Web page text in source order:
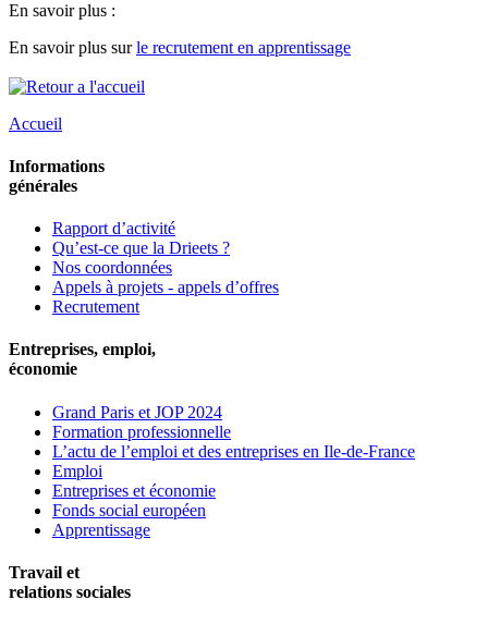
En savoir plus :
En savoir plus surle recrutement en apprentissage
Accueil
Informations
générales
Rapport d’activité
Qu’est-ce que la Drieets ?
Nos coordonnées
Appels à projets - appels d’offres
Recrutement
Entreprises, emploi,
économie
Grand Paris et JOP 2024
Formation professionnelle
L’actu de l’emploi et des entreprises en Ile-de-France
Emploi
Entreprises et économie
Fonds social européen
Apprentissage
Travail et
relations sociales